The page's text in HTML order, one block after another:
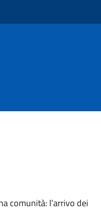
comunità: l’arrivo dei